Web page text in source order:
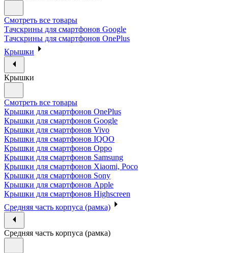
Смотреть все товары
Тачскрины для смартфонов Google
Тачскрины для смартфонов OnePlus
Крышки
Крышки
Смотреть все товары
Крышки для смартфонов OnePlus
Крышки для смартфонов Google
Крышки для смартфонов Vivo
Крышки для смартфонов IQOO
Крышки для смартфонов Oppo
Крышки для смартфонов Samsung
Крышки для смартфонов Xiaomi, Poco
Крышки для смартфонов Sony
Крышки для смартфонов Apple
Крышки для смартфонов Highscreen
Средняя часть корпуса (рамка)
Средняя часть корпуса (рамка)